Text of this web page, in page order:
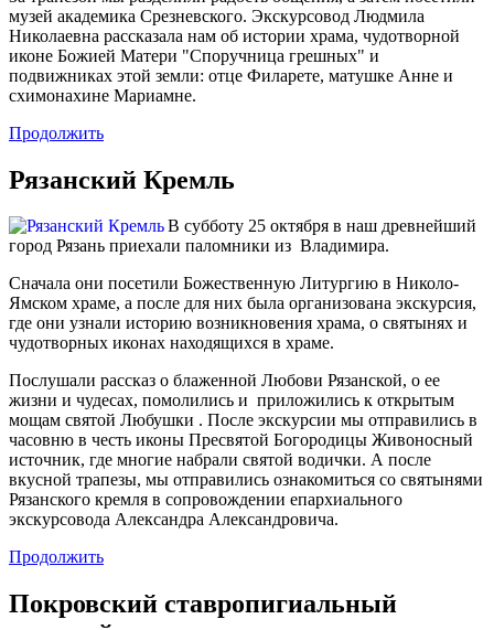
музей академика Срезневского. Экскурсовод Людмила
Николаевна рассказала нам об истории храма, чудотворной
иконе Божией Матери "Споручница грешных" и
подвижниках этой земли: отце Филарете, матушке Анне и
схимонахине Мариамне.
Продолжить
Рязанский Кремль
В субботу 25 октября в наш древнейший
город Рязань приехали паломники из Владимира.
Сначала они посетили Божественную Литургию в Николо-
Ямском храме, а после для них была организована экскурсия,
где они узнали историю возникновения храма, о святынях и
чудотворных иконах находящихся в храме.
Послушали рассказ о блаженной Любови Рязанской, о ее
жизни и чудесах, помолились и приложились к открытым
мощам святой Любушки . После экскурсии мы отправились в
часовню в честь иконы Пресвятой Богородицы Живоносный
источник, где многие набрали святой водички. А после
вкусной трапезы, мы отправились ознакомиться со святынями
Рязанского кремля в сопровождении епархиального
экскурсовода Александра Александровича.
Продолжить
Покровский ставропигиальный